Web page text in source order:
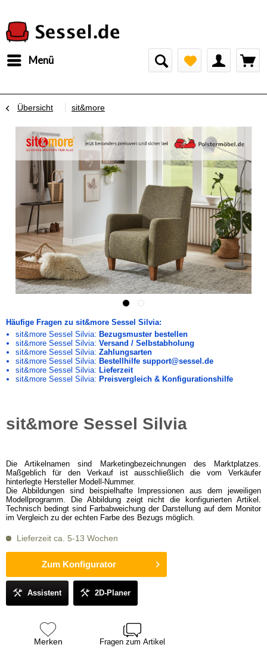
Menü
Übersicht sit&more
Häufige Fragen zu sit&more Sessel Silvia:
sit&more Sessel Silvia: Bezugsmuster bestellen
sit&more Sessel Silvia: Versand / Selbstabholung
sit&more Sessel Silvia: Zahlungsarten
sit&more Sessel Silvia: Bestellhilfe support@sessel.de
sit&more Sessel Silvia: Lieferzeit
sit&more Sessel Silvia: Preisvergleich & Konfigurationshilfe
sit&more Sessel Silvia
Die Artikelnamen sind Marketingbezeichnungen des Marktplatzes.
Maßgeblich für den Verkauf ist ausschließlich die vom Verkäufer
hinterlegte Hersteller Modell-Nummer.
Die Abbildungen sind beispielhafte Impressionen aus dem jeweiligen
Modellprogramm. Die Abbildung zeigt nicht die konfigurierten Artikel.
Technisch bedingt sind Farbabweichung der Darstellung auf dem Monitor
im Vergleich zu der echten Farbe des Bezugs möglich.
Lieferzeit ca. 5-13 Wochen
Zum Konfigurator
Assistent 2D-Planer
Merken Fragen zum Artikel